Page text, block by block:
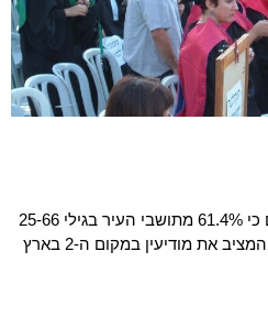
נתוני הלמ"ס לשנת 2022 מעלים כי 61.4% מתושבי העיר בגילי 25-66
את מודיעין במקום ה-2 בארץ